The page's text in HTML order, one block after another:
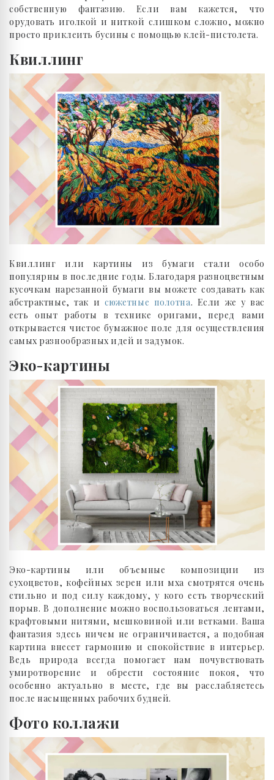
собственную фантазию. Если вам кажется, что
орудовать иголкой и ниткой слишком сложно, можно
просто приклеить бусины с помощью клей-пистолета.
Квиллинг
Квиллинг или картины из бумаги стали особо
популярны в последние годы. Благодаря разноцветным
кусочкам нарезанной бумаги вы можете создавать как
абстрактные, так и сюжетные полотна. Если же у вас
есть опыт работы в технике оригами, перед вами
открывается чистое бумажное поле для осуществления
самых разнообразных идей и задумок.
Эко-картины
Эко-картины или объемные композиции из
сухоцветов, кофейных зерен или мха смотрятся очень
стильно и под силу каждому, у кого есть творческий
порыв. В дополнение можно воспользоваться лентами,
крафтовыми нитями, мешковиной или ветками. Ваша
фантазия здесь ничем не ограничивается, а подобная
картина внесет гармонию и спокойствие в интерьер.
Ведь природа всегда помогает нам почувствовать
умиротворение и обрести состояние покоя, что
особенно актуально в месте, где вы расслабляетесь
после насыщенных рабочих будней.
Фото коллажи